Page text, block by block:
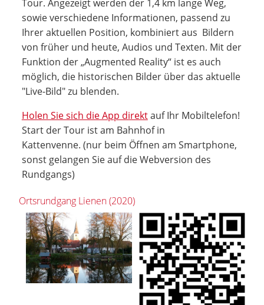
Tour. Angezeigt werden der 1,4 km lange Weg,
sowie verschiedene Informationen, passend zu
Ihrer aktuellen Position, kombiniert aus Bildern
von früher und heute, Audios und Texten. Mit der
Funktion der „Augmented Reality“ ist es auch
möglich, die historischen Bilder über das aktuelle
"Live-Bild" zu blenden.
Holen Sie sich die App direktauf Ihr Mobiltelefon!
Start der Tour ist am Bahnhof in
Kattenvenne. (nur beim Öffnen am Smartphone,
sonst gelangen Sie auf die Webversion des
Rundgangs)
Ortsrundgang Lienen (2020)